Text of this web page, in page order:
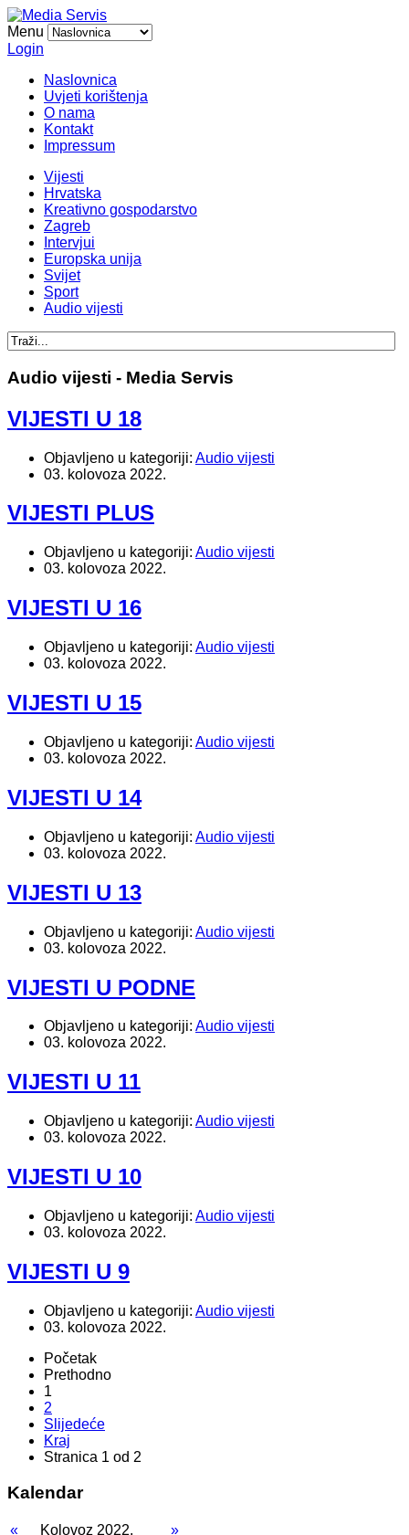
Menu
Login
Naslovnica
Uvjeti korištenja
O nama
Kontakt
Impressum
Vijesti
Hrvatska
Kreativno gospodarstvo
Zagreb
Intervjui
Europska unija
Svijet
Sport
Audio vijesti
Audio vijesti - Media Servis
VIJESTI U 18
Objavljeno u kategoriji: Audio vijesti
03. kolovoza 2022.
VIJESTI PLUS
Objavljeno u kategoriji: Audio vijesti
03. kolovoza 2022.
VIJESTI U 16
Objavljeno u kategoriji: Audio vijesti
03. kolovoza 2022.
VIJESTI U 15
Objavljeno u kategoriji: Audio vijesti
03. kolovoza 2022.
VIJESTI U 14
Objavljeno u kategoriji: Audio vijesti
03. kolovoza 2022.
VIJESTI U 13
Objavljeno u kategoriji: Audio vijesti
03. kolovoza 2022.
VIJESTI U PODNE
Objavljeno u kategoriji: Audio vijesti
03. kolovoza 2022.
VIJESTI U 11
Objavljeno u kategoriji: Audio vijesti
03. kolovoza 2022.
VIJESTI U 10
Objavljeno u kategoriji: Audio vijesti
03. kolovoza 2022.
VIJESTI U 9
Objavljeno u kategoriji: Audio vijesti
03. kolovoza 2022.
Početak
Prethodno
1
2
Slijedeće
Kraj
Stranica 1 od 2
Kalendar
« Kolovoz 2022.
»